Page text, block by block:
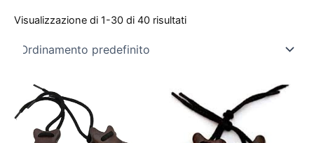
Visualizzazione di 1-30 di 40 risultati